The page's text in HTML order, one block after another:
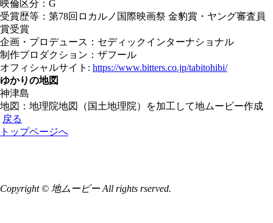
映倫区分：G
受賞歴等：第78回ロカルノ国際映画祭 金豹賞・ヤング審査員
賞受賞
企画・プロデュース：セディックインターナショナル
制作プロダクション：ザフール
オフィシャルサイト: https://www.bitters.co.jp/tabitohibi/
ゆかりの地図
神津島
地図：地理院地図（国土地理院）を加工して地ムービー作成
戻る
トップページへ
Copyright © 地ムービー All rights rserved.